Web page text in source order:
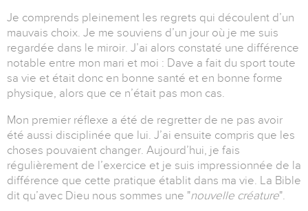
Je comprends pleinement les regrets qui découlent d’un
mauvais choix. Je me souviens d’un jour où je me suis
regardée dans le miroir. J’ai alors constaté une différence
notable entre mon mari et moi : Dave a fait du sport toute
sa vie et était donc en bonne santé et en bonne forme
physique, alors que ce n’était pas mon cas.
Mon premier réflexe a été de regretter de ne pas avoir
été aussi disciplinée que lui. J’ai ensuite compris que les
choses pouvaient changer. Aujourd’hui, je fais
régulièrement de l’exercice et je suis impressionnée de la
différence que cette pratique établit dans ma vie. La Bible
dit qu’avec Dieu nous sommes une "nouvelle créature".